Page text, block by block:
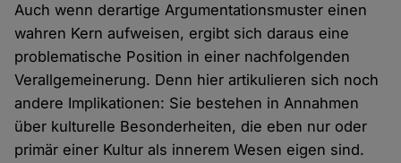
Auch wenn derartige Argumentationsmuster einen
wahren Kern aufweisen, ergibt sich daraus eine
problematische Position in einer nachfolgenden
Verallgemeinerung. Denn hier artikulieren sich noch
andere Implikationen: Sie bestehen in Annahmen
über kulturelle Besonderheiten, die eben nur oder
primär einer Kultur als innerem Wesen eigen sind.